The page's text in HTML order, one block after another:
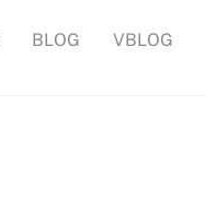
BLOG VBLOG